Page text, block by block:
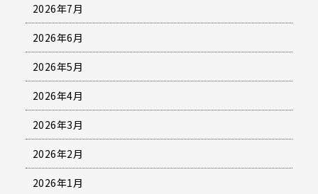
2026年7月
2026年6月
2026年5月
2026年4月
2026年3月
2026年2月
2026年1月